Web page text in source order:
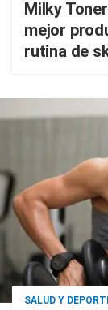
Milky
mejor
rutina de
SALUD Y